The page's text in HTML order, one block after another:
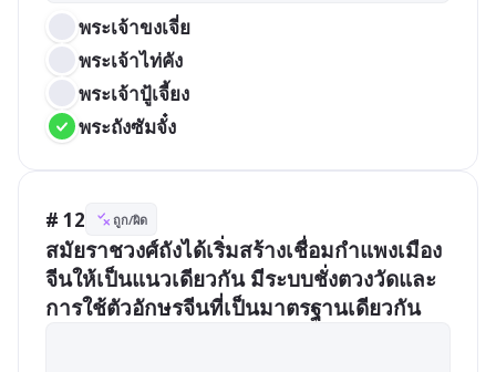
พระเจ้าขงเจี่ย
พระเจ้าปู้เจี้ยง
พระถังซัมจั๋ง
# 12 ถูก/ผิด
สมัยราชวงศ์ถังได้เริ่มสร้างเชื่อมกำแพงเมือง
จีนให้เป็นแนวเดียวกัน มีระบบชั่งตวงวัดและ
การใช้ตัวอักษรจีนที่เป็นมาตรฐานเดียวกัน